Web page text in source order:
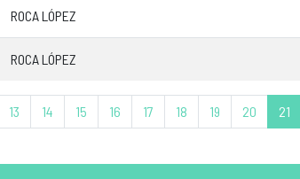
ROCA LÓPEZ
ROCA LÓPEZ
13 14 15 16 17 18 19 20 21